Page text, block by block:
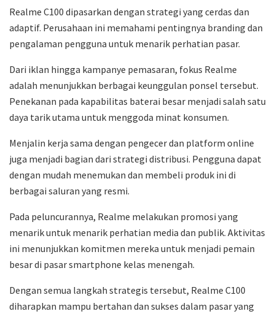
Realme C100 dipasarkan dengan strategi yang cerdas dan
adaptif. Perusahaan ini memahami pentingnya branding dan
pengalaman pengguna untuk menarik perhatian pasar.
Dari iklan hingga kampanye pemasaran, fokus Realme
adalah menunjukkan berbagai keunggulan ponsel tersebut.
Penekanan pada kapabilitas baterai besar menjadi salah satu
daya tarik utama untuk menggoda minat konsumen.
Menjalin kerja sama dengan pengecer dan platform online
juga menjadi bagian dari strategi distribusi. Pengguna dapat
dengan mudah menemukan dan membeli produk ini di
berbagai saluran yang resmi.
Pada peluncurannya, Realme melakukan promosi yang
menarik untuk menarik perhatian media dan publik. Aktivitas
ini menunjukkan komitmen mereka untuk menjadi pemain
besar di pasar smartphone kelas menengah.
Dengan semua langkah strategis tersebut, Realme C100
diharapkan mampu bertahan dan sukses dalam pasar yang